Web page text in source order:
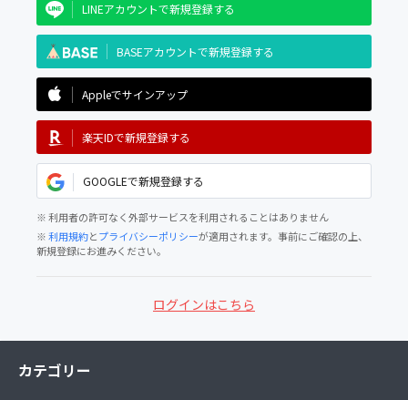
LINEアカウントで新規登録する
BASEアカウントで新規登録する
Appleでサインアップ
楽天IDで新規登録する
GOOGLEで新規登録する
※ 利用者の許可なく外部サービスを利用されることはありません
※利用規約とプライバシーポリシーが適用されます。事前にご確認の上、
新規登録にお進みください。
ログインはこちら
カテゴリー